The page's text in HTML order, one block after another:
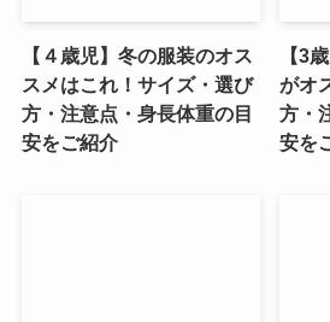
【４歳児】冬の服装のオス
スメはこれ！サイズ・選び
方・注意点・身長体重の目
安をご紹介
【3
がオ
方・
安を